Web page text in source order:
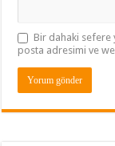
Bir dahaki sefere
posta adresimi ve